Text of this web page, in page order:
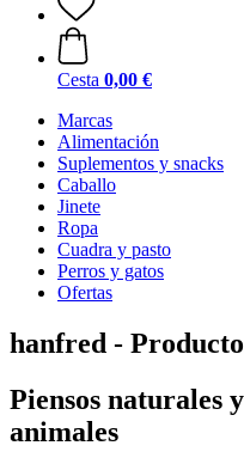
Cesta 0,00 €
Marcas
Alimentación
Suplementos y snacks
Caballo
Jinete
Ropa
Cuadra y pasto
Perros y gatos
Ofertas
hanfred -
Piensos naturales
animales